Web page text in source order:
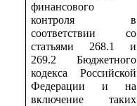
финансового
контроля в
соответствии со
статьями 268.1 и
269.2 Бюджетного
кодекса Российской
Федерации и на
включение таких